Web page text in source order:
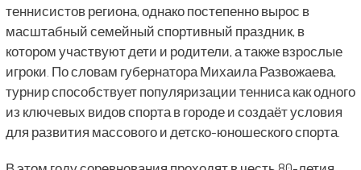
теннисистов региона, однако постепенно вырос в
масштабный семейный спортивный праздник, в
котором участвуют дети и родители, а также взрослые
игроки. По словам губернатора Михаила Развожаева,
турнир способствует популяризации тенниса как одного
из ключевых видов спорта в городе и создаёт условия
для развития массового и детско-юношеского спорта.